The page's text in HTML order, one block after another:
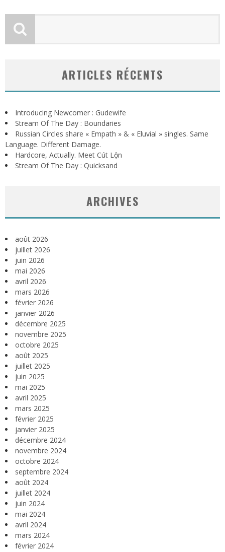
ARTICLES RÉCENTS
Introducing Newcomer : Gudewife
Stream Of The Day : Boundaries
Russian Circles share « Empath » & « Eluvial » singles. Same
Language. Different Damage.
Hardcore, Actually. Meet Cút Lộn
Stream Of The Day : Quicksand
ARCHIVES
août 2026
juillet 2026
juin 2026
mai 2026
avril 2026
mars 2026
février 2026
janvier 2026
décembre 2025
novembre 2025
octobre 2025
août 2025
juillet 2025
juin 2025
mai 2025
avril 2025
mars 2025
février 2025
janvier 2025
décembre 2024
novembre 2024
octobre 2024
septembre 2024
août 2024
juillet 2024
juin 2024
mai 2024
avril 2024
mars 2024
février 2024